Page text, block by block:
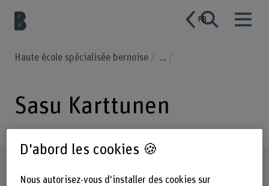
FR
Haute école spécialisée bernoise ...
Sasu Karttunen
D'abord les cookies 🍪
Nous autorisez-vous d'installer des cookies sur